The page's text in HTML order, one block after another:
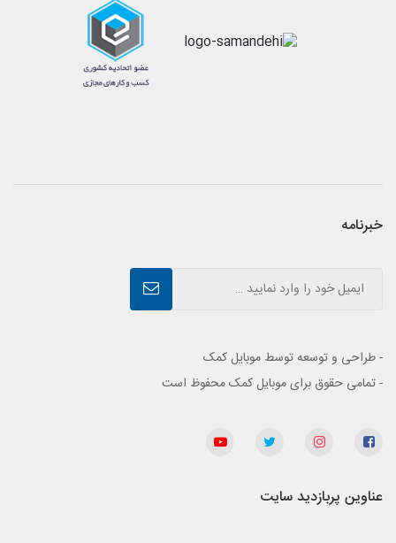
خبرنامه
- طراحی و توسعه توسط موبایل کمک
- تمامی حقوق برای موبایل کمک محفوظ است
عناوین پربازدید سایت